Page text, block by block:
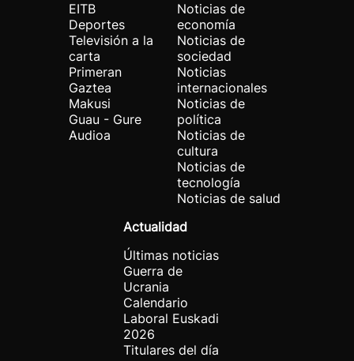
EITB
Deportes
Televisión a la
carta
Primeran
Gaztea
Makusi
Guau - Gure
Audioa
Noticias de
economía
Noticias de
sociedad
Noticias
internacionales
Noticias de
política
Noticias de
cultura
Noticias de
tecnología
Noticias de salud
Actualidad
Últimas noticias
Guerra de
Ucrania
Calendario
Laboral Euskadi
2026
Titulares del día